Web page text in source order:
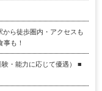
ら徒歩圏内・アクセスも
も！
・能力に応じて優遇） ■